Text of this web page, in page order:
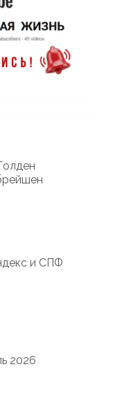
и СПФ
2026